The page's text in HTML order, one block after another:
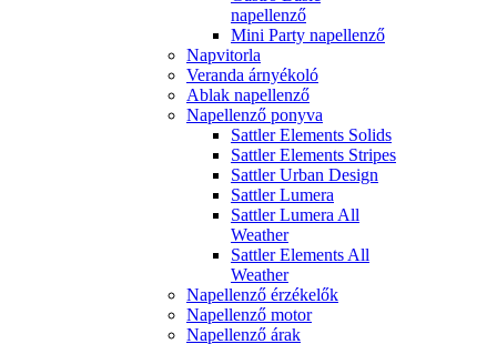
napellenző
Mini Party napellenző
Napvitorla
Veranda árnyékoló
Ablak napellenző
Napellenző ponyva
Sattler Elements Solids
Sattler Elements Stripes
Sattler Urban Design
Sattler Lumera
Sattler Lumera All
Weather
Sattler Elements All
Weather
Napellenző érzékelők
Napellenző motor
Napellenző árak